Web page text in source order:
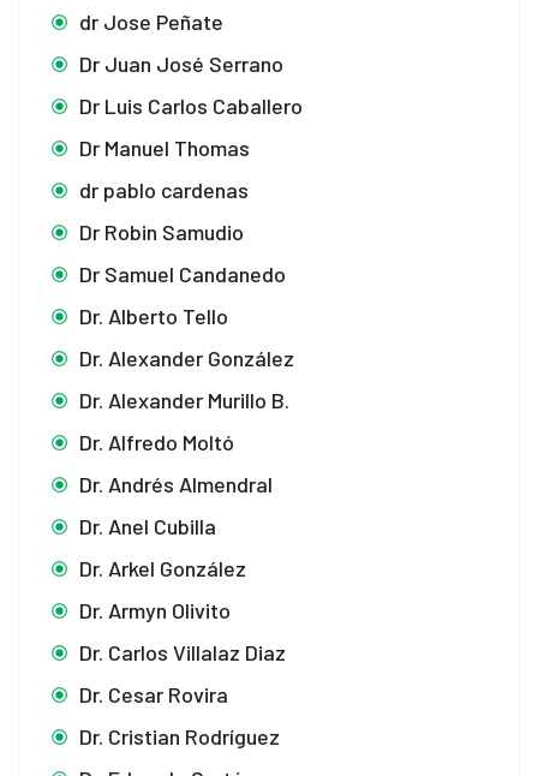
dr Jose Peñate
Dr Juan José Serrano
Dr Luis Carlos Caballero
Dr Manuel Thomas
dr pablo cardenas
Dr Robin Samudio
Dr Samuel Candanedo
Dr. Alberto Tello
Dr. Alexander González
Dr. Alexander Murillo B.
Dr. Alfredo Moltó
Dr. Andrés Almendral
Dr. Anel Cubilla
Dr. Arkel González
Dr. Armyn Olivito
Dr. Carlos Villalaz Diaz
Dr. Cesar Rovira
Dr. Cristian Rodríguez